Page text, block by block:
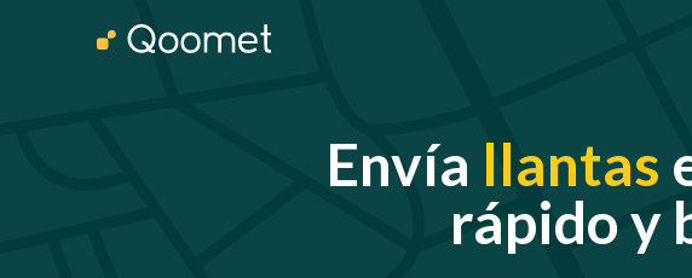
Envía llantas
rápido y